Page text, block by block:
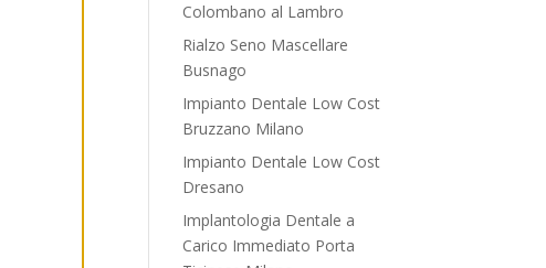
Colombano al Lambro
Rialzo Seno Mascellare
Busnago
Impianto Dentale Low Cost
Bruzzano Milano
Impianto Dentale Low Cost
Dresano
Implantologia Dentale a
Carico Immediato Porta